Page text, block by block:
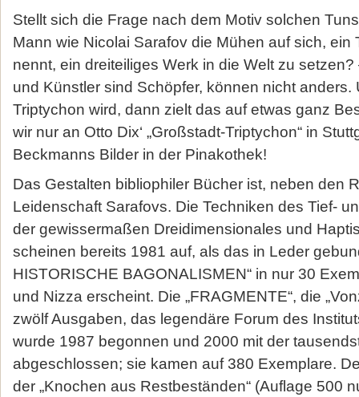
Stellt sich die Frage nach dem Motiv solchen
Mann wie Nicolai Sarafov die Mühen auf sich, ein
nennt, ein dreiteiliges Werk in die Welt zu
und Künstler sind Schöpfer, können nicht anders.
Triptychon wird, dann zielt das auf etwas ganz
wir nur an Otto Dix‘ „Großstadt-Triptychon“ in
Beckmanns Bilder in der Pinakothek!
Das Gestalten bibliophiler Bücher ist, neben den
Leidenschaft Sarafovs. Die Techniken des Tief-
der gewissermaßen Dreidimensionales und
scheinen bereits 1981 auf, als das in Leder
HISTORISCHE BAGONALISMEN“ in nur 30
und Nizza erscheint. Die „FRAGMENTE“, die
zwölf Ausgaben, das legendäre Forum des
wurde 1987 begonnen und 2000 mit der
abgeschlossen; sie kamen auf 380 Exemplare.
der „Knochen aus Restbeständen“ (Auflage 500